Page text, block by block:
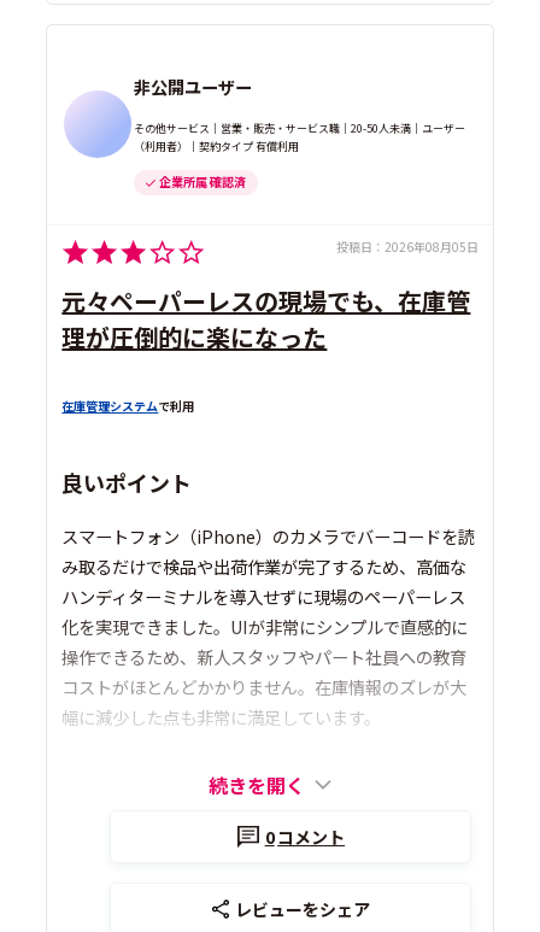
非公開ユーザー
その他サービス｜営業・販売・サービス職｜20-50人未満｜ユーザー
（利用者）｜契約タイプ 有償利用
企業所属 確認済
投稿日： 2026年08月05日
元々ペーパーレスの現場でも、在庫管
理が圧倒的に楽になった
在庫管理システムで利用
良いポイント
スマートフォン（iPhone）のカメラでバーコードを読
み取るだけで検品や出荷作業が完了するため、高価な
ハンディターミナルを導入せずに現場のペーパーレス
化を実現できました。UIが非常にシンプルで直感的に
操作できるため、新人スタッフやパート社員への教育
コストがほとんどかかりません。在庫情報のズレが大
幅に減少した点も非常に満足しています。
続きを開く
0コメント
レビューをシェア